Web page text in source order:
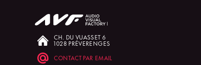
CH. DU VUASSET 6
1028 PRÉVERENGES
CONTACT PAR EMAIL